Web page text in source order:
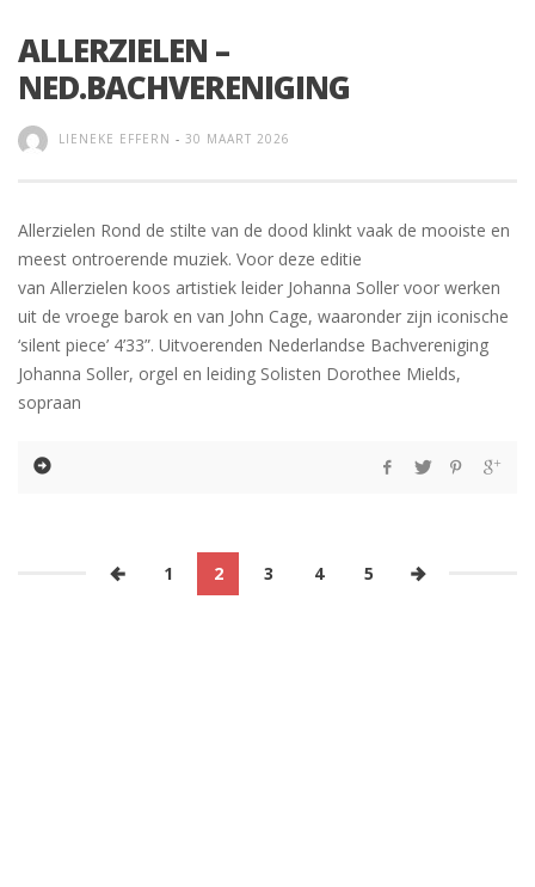
ALLERZIELEN –
NED.BACHVERENIGING
LIENEKE EFFERN - 30 MAART 2026
Allerzielen Rond de stilte van de dood klinkt vaak de mooiste en
meest ontroerende muziek. Voor deze editie
van Allerzielen koos artistiek leider Johanna Soller voor werken
uit de vroege barok en van John Cage, waaronder zijn iconische
‘silent piece’ 4’33”. Uitvoerenden Nederlandse Bachvereniging
Johanna Soller, orgel en leiding Solisten Dorothee Mields,
sopraan
1 2 3 4 5